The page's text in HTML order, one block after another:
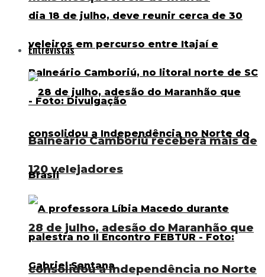
Balneário Camboriú receberá mais de
120 velejadores
Entrevistas
28 de julho, adesão do Maranhão que
consolidou a Independência no Norte